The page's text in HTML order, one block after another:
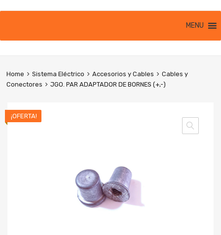
MENU
Home Sistema Eléctrico Accesorios y Cables
Cables y
Conectores
JGO. PAR ADAPTADOR DE BORNES (+,-)
¡OFERTA!